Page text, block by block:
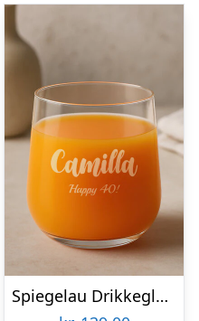
Spiegelau Drikkeglas med Gravering – Egen Tekst